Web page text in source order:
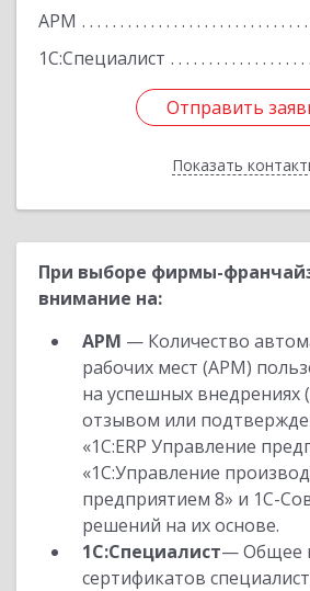
АРМ
1С:Специалист
Отправить
Показать
Отправить
Назад
При выборе фирмы-
внимание на:
АРМ — Количество
рабочих мест (АРМ)
на успешных внедрениях
отзывом или
«1С:ERP Управление
«1С:Управление
предприятием 8» и 1С-
решений на их основе.
1С:Специалист— Общее
сертификатов